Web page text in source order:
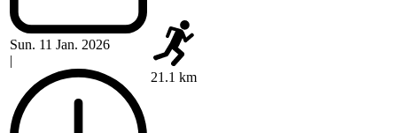
Sun. 11 Jan. 2026
|
21.1 km